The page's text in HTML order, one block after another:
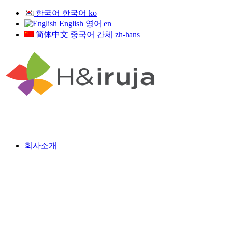
한국어 한국어 ko
English 영어 en
简体中文 중국어 간체 zh-hans
회사소개